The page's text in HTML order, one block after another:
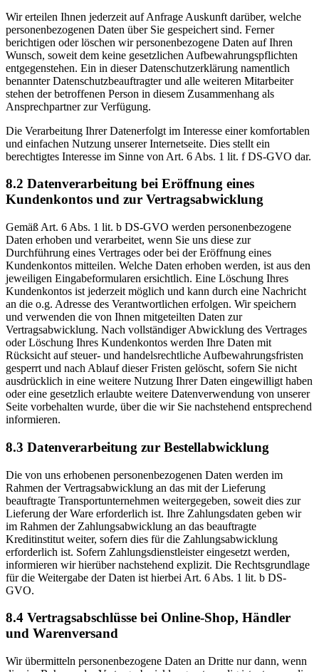
Wir erteilen Ihnen jederzeit auf Anfrage Auskunft darüber, welche
personenbezogenen Daten über Sie gespeichert sind. Ferner
berichtigen oder löschen wir personenbezogene Daten auf Ihren
Wunsch, soweit dem keine gesetzlichen Aufbewahrungspflichten
entgegenstehen. Ein in dieser Datenschutzerklärung namentlich
benannter Datenschutzbeauftragter und alle weiteren Mitarbeiter
stehen der betroffenen Person in diesem Zusammenhang als
Ansprechpartner zur Verfügung.
Die Verarbeitung Ihrer Datenerfolgt im Interesse einer komfortablen
und einfachen Nutzung unserer Internetseite. Dies stellt ein
berechtigtes Interesse im Sinne von Art. 6 Abs. 1 lit. f DS-GVO dar.
8.2 Datenverarbeitung bei Eröffnung eines
Kundenkontos und zur Vertragsabwicklung
Gemäß Art. 6 Abs. 1 lit. b DS-GVO werden personenbezogene
Daten erhoben und verarbeitet, wenn Sie uns diese zur
Durchführung eines Vertrages oder bei der Eröffnung eines
Kundenkontos mitteilen. Welche Daten erhoben werden, ist aus den
jeweiligen Eingabeformularen ersichtlich. Eine Löschung Ihres
Kundenkontos ist jederzeit möglich und kann durch eine Nachricht
an die o.g. Adresse des Verantwortlichen erfolgen. Wir speichern
und verwenden die von Ihnen mitgeteilten Daten zur
Vertragsabwicklung. Nach vollständiger Abwicklung des Vertrages
oder Löschung Ihres Kundenkontos werden Ihre Daten mit
Rücksicht auf steuer- und handelsrechtliche Aufbewahrungsfristen
gesperrt und nach Ablauf dieser Fristen gelöscht, sofern Sie nicht
ausdrücklich in eine weitere Nutzung Ihrer Daten eingewilligt haben
oder eine gesetzlich erlaubte weitere Datenverwendung von unserer
Seite vorbehalten wurde, über die wir Sie nachstehend entsprechend
informieren.
8.3 Datenverarbeitung zur Bestellabwicklung
Die von uns erhobenen personenbezogenen Daten werden im
Rahmen der Vertragsabwicklung an das mit der Lieferung
beauftragte Transportunternehmen weitergegeben, soweit dies zur
Lieferung der Ware erforderlich ist. Ihre Zahlungsdaten geben wir
im Rahmen der Zahlungsabwicklung an das beauftragte
Kreditinstitut weiter, sofern dies für die Zahlungsabwicklung
erforderlich ist. Sofern Zahlungsdienstleister eingesetzt werden,
informieren wir hierüber nachstehend explizit. Die Rechtsgrundlage
für die Weitergabe der Daten ist hierbei Art. 6 Abs. 1 lit. b DS-
GVO.
8.4 Vertragsabschlüsse bei Online-Shop, Händler
und Warenversand
Wir übermitteln personenbezogene Daten an Dritte nur dann, wenn